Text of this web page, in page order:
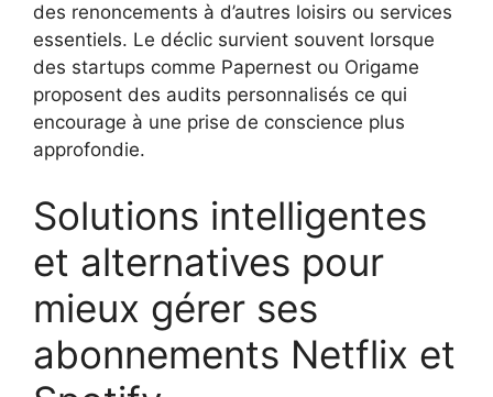
des renoncements à d’autres loisirs ou services
essentiels. Le déclic survient souvent lorsque
des startups comme Papernest ou Origame
proposent des audits personnalisés ce qui
encourage à une prise de conscience plus
approfondie.
Solutions intelligentes
et alternatives pour
mieux gérer ses
abonnements Netflix et